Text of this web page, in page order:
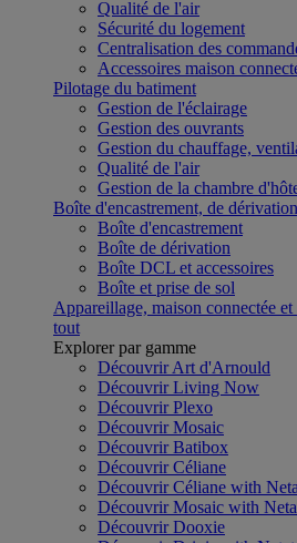
Qualité de l'air
Sécurité du logement
Centralisation des
Accessoires maison
Pilotage du batiment
Gestion de l'éclairage
Gestion des ouvrants
Gestion du chauffage,
Qualité de l'air
Gestion de la chambre
Boîte d'encastrement, de
Boîte d'encastrement
Boîte de dérivation
Boîte DCL et accessoires
Boîte et prise de sol
Appareillage, maison connectée
tout
Explorer par gamme
Découvrir Art d'Arnould
Découvrir Living Now
Découvrir Plexo
Découvrir Mosaic
Découvrir Batibox
Découvrir Céliane
Découvrir Céliane with
Découvrir Mosaic with
Découvrir Dooxie